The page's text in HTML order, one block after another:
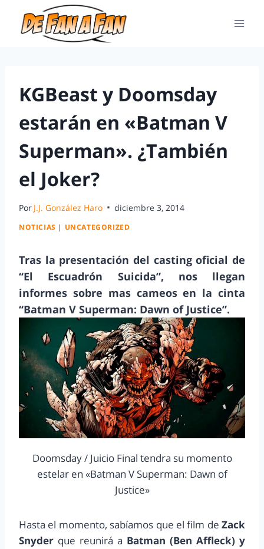
KGBeast y Doomsday
estarán en «Batman V
Superman». ¿También
el Joker?
Por J.J. González Haro diciembre 3, 2014
NOTICIAS | UNCATEGORIZED
Tras la presentación del casting oficial de
“El Escuadrón Suicida”, nos llegan
informes sobre mas cameos en la cinta
“Batman V Superman: Dawn of Justice”.
Doomsday / Juicio Final tendra su momento
estelar en «Batman V Superman: Dawn of
Justice»
Hasta el momento, sabíamos que el film de Zack
Snyder que reunirá a Batman (Ben Affleck) y